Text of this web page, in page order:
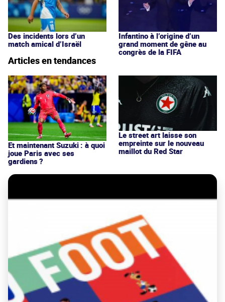
Des incidents lors d’un
match amical d’Israël
Infantino à l’origine d’un
grand moment de gêne au
congrès de la FIFA
Articles en tendances
Et maintenant Suzuki : à quoi
joue Paris avec ses
gardiens ?
Le street art laisse son
empreinte sur le nouveau
maillot du Red Star